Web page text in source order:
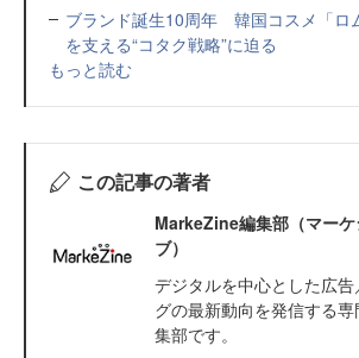
ブランド誕生10周年 韓国コスメ「ロ
を支える“コタク戦略”に迫る
もっと読む
この記事の著者
MarkeZine編集部（マー
ブ）
デジタルを中心とした広
グの最新動向を発信する
集部です。